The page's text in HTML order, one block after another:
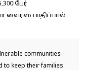
பேர்
வைரஸ் பாதிப்பால்
communities
to keep their families